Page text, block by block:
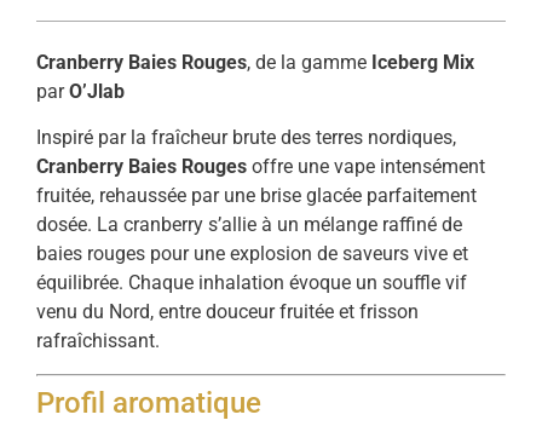
Cranberry Baies Rouges, de la gamme Iceberg Mix
parO’Jlab
Inspiré par la fraîcheur brute des terres nordiques,
Cranberry Baies Rouges offre une vape intensément
fruitée, rehaussée par une brise glacée parfaitement
dosée. La cranberry s’allie à un mélange raffiné de
baies rouges pour une explosion de saveurs vive et
équilibrée. Chaque inhalation évoque un souffle vif
venu du Nord, entre douceur fruitée et frisson
rafraîchissant.
Profil aromatique